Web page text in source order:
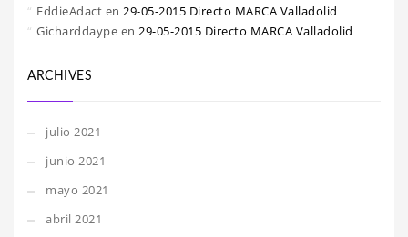
EddieAdact en 29-05-2015 Directo MARCA Valladolid
Gicharddaype en 29-05-2015 Directo MARCA Valladolid
ARCHIVES
julio 2021
junio 2021
mayo 2021
abril 2021